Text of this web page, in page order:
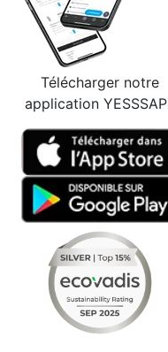
Télécharger notre
application